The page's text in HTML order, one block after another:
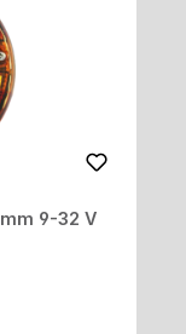
9-32 V